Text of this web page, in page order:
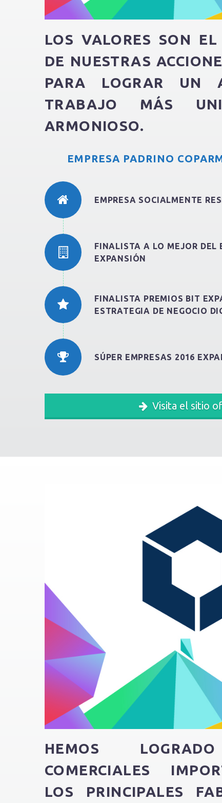
LOS VALORES SON
DE NUESTRAS
PARA LOGRAR UN
TRABAJO MÁS
ARMONIOSO.
EMPRESA PADRINO
EMPRESA SOCIALMENTE
FINALISTA A LO MEJOR DEL
EXPANSIÓN
FINALISTA PREMIOS BIT
ESTRATEGIA DE NEGOCIO
SÚPER EMPRESAS 2016
Visita el sitio
HEMOS
COMERCIALES
LOS PRINCIPALES